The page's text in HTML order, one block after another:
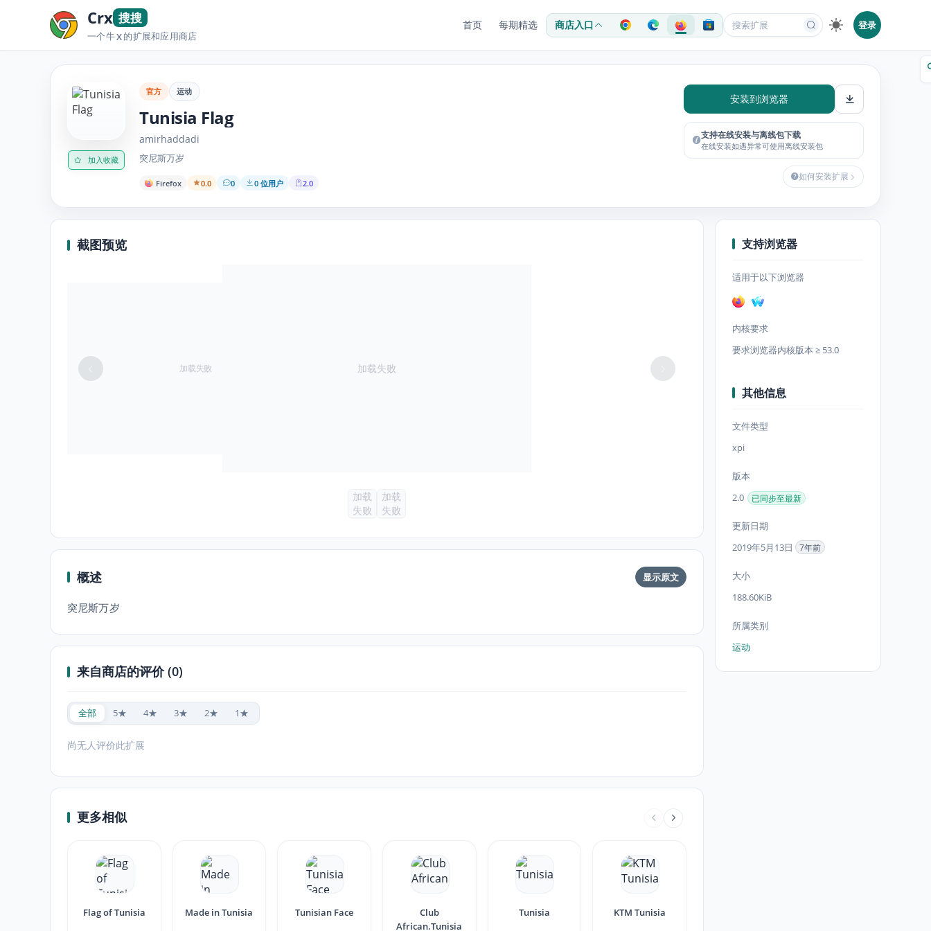
Crx 搜搜
一个牛X的扩展和应用商店
首页 每期精选 商店入口 登录
加入收藏
官方 运动
Tunisia Flag
amirhaddadi
突尼斯万岁
Firefox 0.0 0 0 位用户 2.0
安装到浏览器
支持在线安装与离线包下载
在线安装如遇异常可使用离线安装包
如何安装扩展
截图预览
加载失败 加载失败
加载
失败
加载
失败
概述 显示原文
突尼斯万岁
来自商店的评价 (0)
全部 5★ 4★ 3★ 2★ 1★
尚无人评价此扩展
更多相似
Flag of Tunisia Made in Tunisia Tunisian Face
Club
African.Tunisia
Tunisia KTM Tunisia
支持浏览器
适用于以下浏览器
内核要求
要求浏览器内核版本 ≥ 53.0
其他信息
文件类型
xpi
版本
2.0
已同步至最新
更新日期
2019年5月13日
7年前
大小
188.60KiB
所属类别
运动